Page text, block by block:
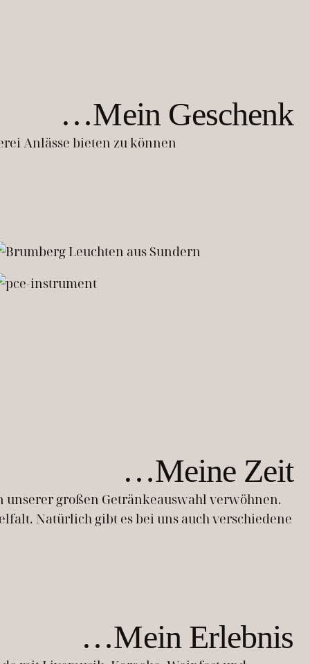
…Mein Geschenk
Anlässe bieten zu können
…Meine Zeit
unserer großen Getränkeauswahl verwöhnen.
Natürlich gibt es bei uns auch verschiedene
…Mein Erlebnis